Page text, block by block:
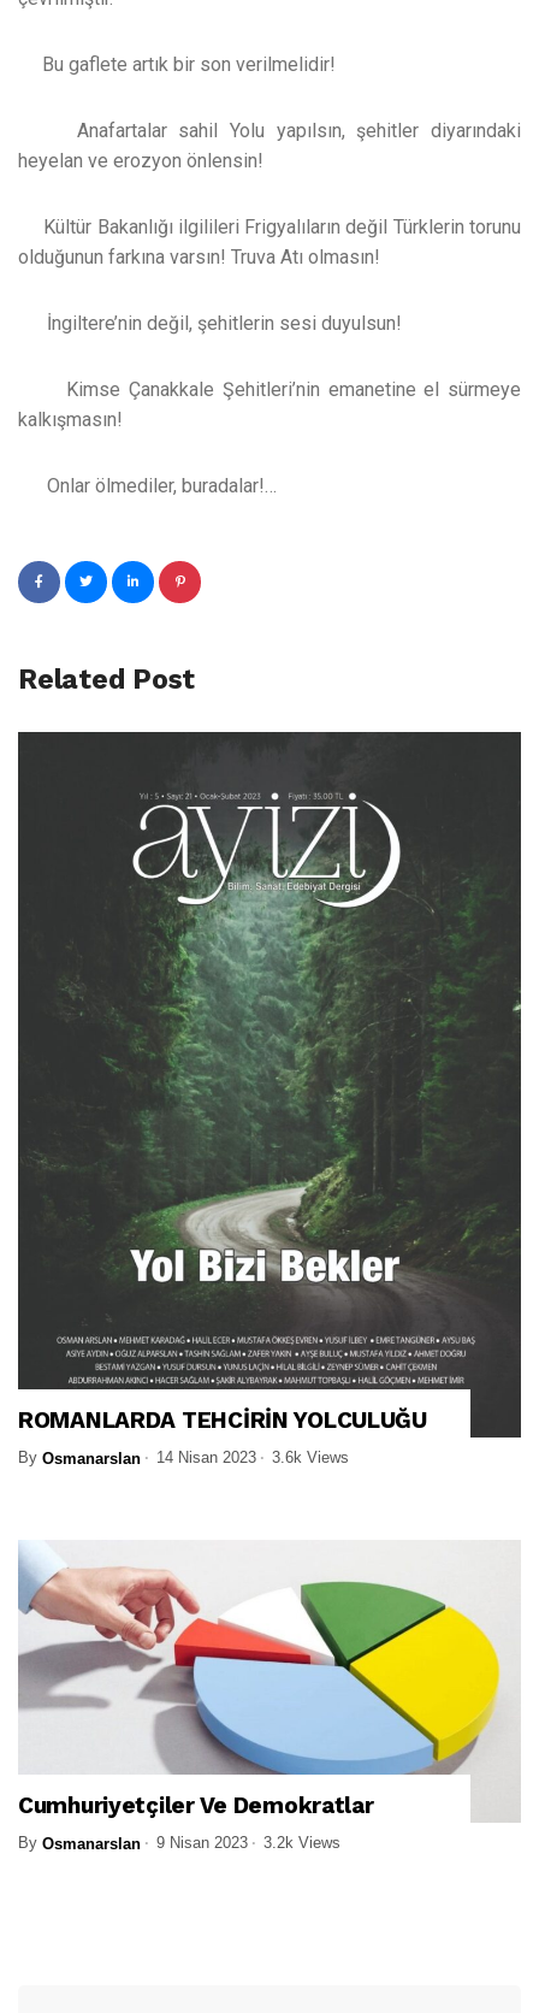
Bu gaflete artık bir son verilmelidir!
Anafartalar sahil Yolu yapılsın, şehitler diyarındaki
heyelan ve erozyon önlensin!
Kültür Bakanlığı ilgilileri Frigyalıların değil Türklerin torunu
olduğunun farkına varsın! Truva Atı olmasın!
İngiltere’nin değil, şehitlerin sesi duyulsun!
Kimse Çanakkale Şehitleri’nin emanetine el sürmeye
kalkışmasın!
Onlar ölmediler, buradalar!…
Related Post
ROMANLARDA TEHCİRİN YOLCULUĞU
By Osmanarslan 14 Nisan 2023 3.6k Views
Cumhuriyetçiler Ve Demokratlar
By Osmanarslan 9 Nisan 2023 3.2k Views